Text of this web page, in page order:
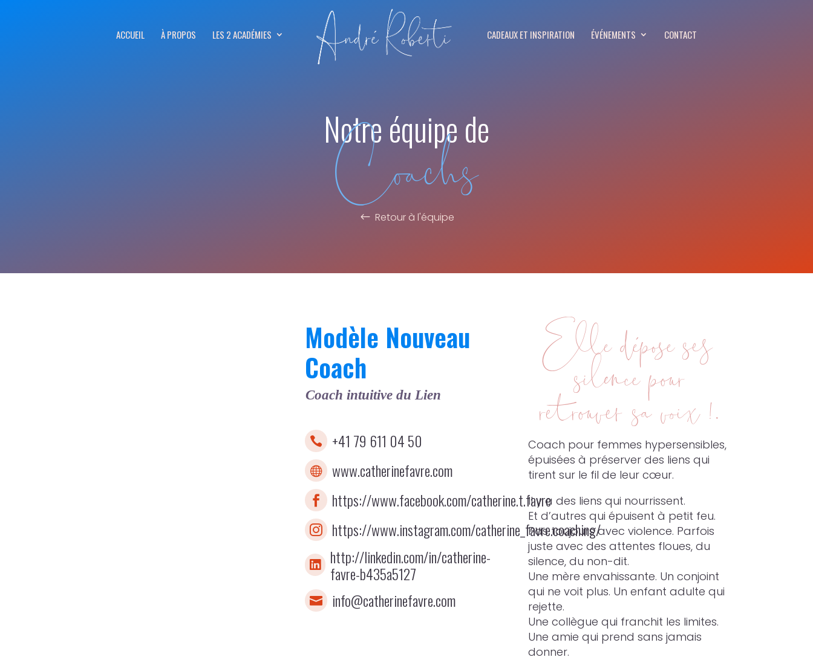
ACCUEIL À PROPOS LES 2 ACADÉMIES CADEAUX ET INSPIRATION ÉVÉNEMENTS CONTACT
Notre équipe de
Coachs
# Retour à l'équipe
Modèle Nouveau
Coach
Coach intuitive du Lien
 +41 79 611 04 50
 www.catherinefavre.com
 https://www.facebook.com/catherine.t.favre
 https://www.instagram.com/catherine_favre.coaching/
 http://linkedin.com/in/catherine-
favre-b435a5127
 info@catherinefavre.com
Elle dépose ses
silence pour
retrouver sa voix !.
Coach pour femmes hypersensibles,
épuisées à préserver des liens qui
tirent sur le fil de leur cœur.
Il y a des liens qui nourrissent.
Et d’autres qui épuisent à petit feu.
Pas toujours avec violence. Parfois
juste avec des attentes floues, du
silence, du non-dit.
Une mère envahissante. Un conjoint
qui ne voit plus. Un enfant adulte qui
rejette.
Une collègue qui franchit les limites.
Une amie qui prend sans jamais
donner.